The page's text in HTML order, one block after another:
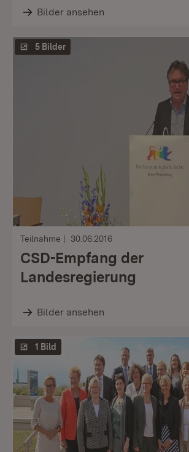
Bilder ansehen
5 Bilder
Teilnahme 30.06.2016
CSD-Empfang der
Landesregierung
Bilder ansehen
1 Bild